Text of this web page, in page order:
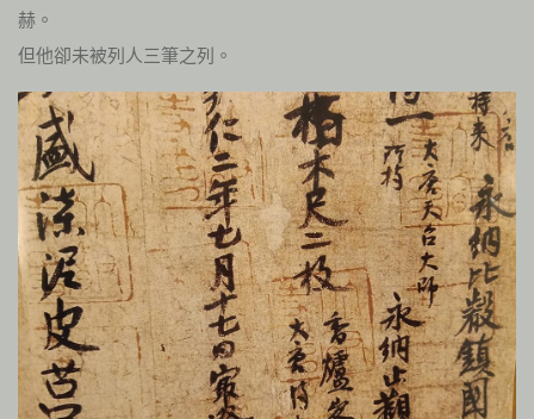
赫。
但他卻未被列人三筆之列。